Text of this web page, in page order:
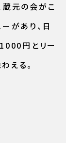
蔵元の会がこ
があり、日
円とリー
える。